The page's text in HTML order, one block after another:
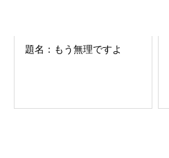
題名：もう無理ですよ